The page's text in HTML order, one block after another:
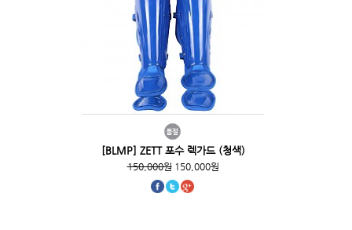
[BLMP] ZETT 포수 렉가드 (청색)
150,000원150,000원